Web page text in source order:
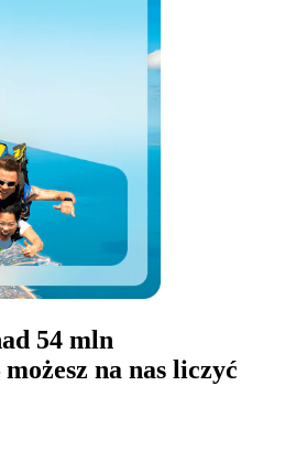
54 mln
na nas liczyć